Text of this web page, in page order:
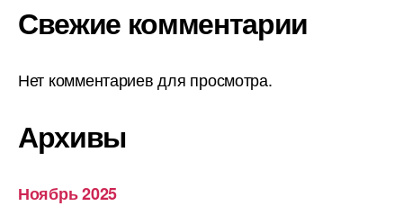
Свежие комментарии
Нет комментариев для просмотра.
Архивы
Ноябрь 2025